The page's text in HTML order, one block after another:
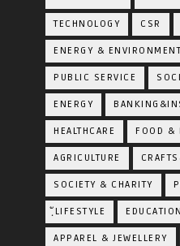
TECHNOLOGY CSR
ENERGY &
PUBLIC SERVICE
ENERGY
HEALTHCARE FOOD &
AGRICULTURE
SOCIETY & CHARITY
ฺัLIFESTYLE
APPAREL & JEWELLERY